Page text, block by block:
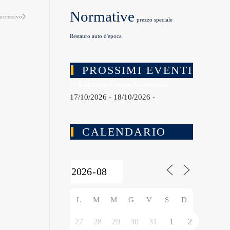
Normative prezzo speciale
Restauro auto d'epoca
PROSSIMI EVENTI
17/10/2026 - 18/10/2026 -
CALENDARIO
L M M G V S D
27 28 29 30 31 1 2